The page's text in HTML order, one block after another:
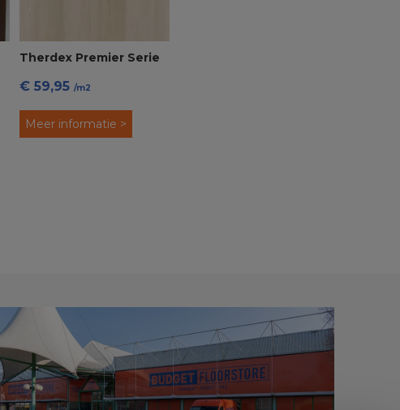
Therdex Premier Serie
C15081 PVC Click
€ 59,95/m2
Meer informatie >